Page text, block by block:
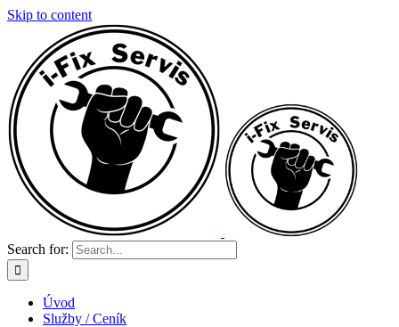
Skip to content
Search for:
Úvod
Služby / Ceník